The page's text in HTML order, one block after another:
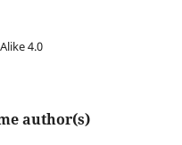
4.0
author(s)